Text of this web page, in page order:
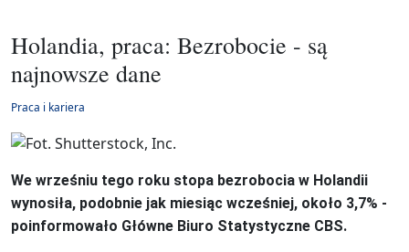
Holandia, praca: Bezrobocie - są
najnowsze dane
Praca i kariera
We wrześniu tego roku stopa bezrobocia w Holandii
wynosiła, podobnie jak miesiąc wcześniej, około 3,7% -
poinformowało Główne Biuro Statystyczne CBS.